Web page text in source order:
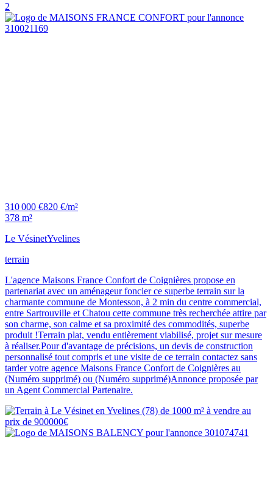
2
310 000 €820 €/m²
378 m²
Le VésinetYvelines
terrain
L'agence Maisons France Confort de Coignières propose en
partenariat avec un aménageur foncier ce superbe terrain sur la
charmante commune de Montesson, à 2 min du centre commercial,
entre Sartrouville et Chatou cette commune très recherchée attire par
son charme, son calme et sa proximité des commodités, superbe
produit !Terrain plat, vendu entièrement viabilisé, projet sur mesure
à réaliser.Pour d'avantage de précisions, un devis de construction
personnalisé tout compris et une visite de ce terrain contactez sans
tarder votre agence Maisons France Confort de Coignières au
(Numéro supprimé) ou (Numéro supprimé)Annonce proposée par
un Agent Commercial Partenaire.